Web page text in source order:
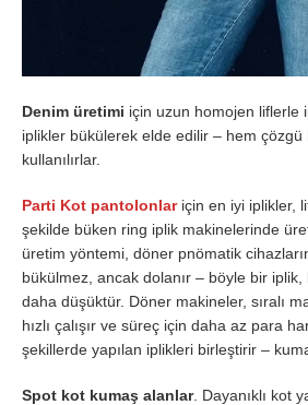
Denim üretimi için uzun homojen liflerle
iplikler bükülerek elde edilir – hem çözgü
kullanılırlar.
Parti Kot pantolonlariçin en iyi iplikler,
şekilde büken ring iplik makinelerinde
üretim yöntemi, döner pnömatik
bükülmez, ancak dolanır – böyle bir
daha düşüktür. Döner makineler, sıralı
hızlı çalışır ve süreç için daha az para
şekillerde yapılan iplikleri birleştirir –
Spot kot kumaş alanlar. Dayanıklı kot